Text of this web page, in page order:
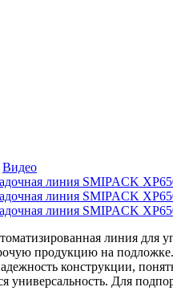
Видео
линия для
продукцию на
конструкции,
универсальность. Для